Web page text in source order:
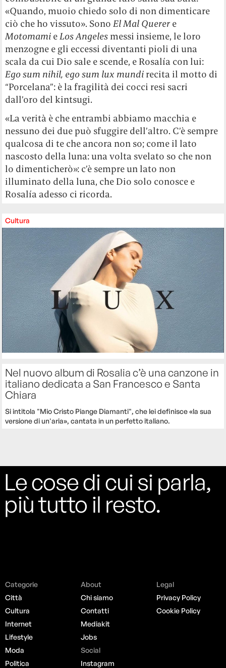
«Quando, muoio chiedo solo di non dimenticare
ciò che ho vissuto». SonoEl Mal Querer e
Motomami eLos Angeles messi insieme, le loro
menzogne e gli eccessi diventanti pioli di una
scala da cui Dio sale e scende, e Rosalía con lui:
Ego sum nihil, ego sum lux mundi recita il motto di
“Porcelana”: è la fragilità dei cocci resi sacri
dall’oro del kintsugi.
«La verità è che entrambi abbiamo macchia e
nessuno dei due può sfuggire dell’altro. C’è sempre
qualcosa di te che ancora non so; come il lato
nascosto della luna: una volta svelato so che non
lo dimenticherò»: c’è sempre un lato non
illuminato della luna, che Dio solo conosce e
Rosalía adesso ci ricorda.
Cultura
Nel nuovo album di Rosalia c’è una canzone in
italiano dedicata a San Francesco e Santa
Chiara
Si intitola "Mio Cristo Piange Diamanti", che lei definisce «la sua
versione di un'aria», cantata in un perfetto italiano.
Le cose di cui si parla,
più tutto il resto.
Categorie
Città
Cultura
Internet
Lifestyle
Moda
Politica
About
Chi siamo
Contatti
Mediakit
Jobs
Social
Instagram
Legal
Privacy Policy
Cookie Policy